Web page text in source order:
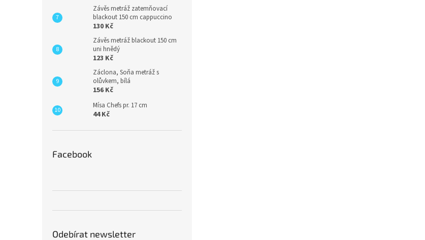
Závěs metráž zatemňovací
blackout 150 cm cappuccino
130 Kč
Závěs metráž blackout 150 cm
uni hnědý
123 Kč
Záclona, Soňa metráž s
olůvkem, bílá
156 Kč
Mísa Chefs pr. 17 cm
44 Kč
Facebook
Odebírat newsletter